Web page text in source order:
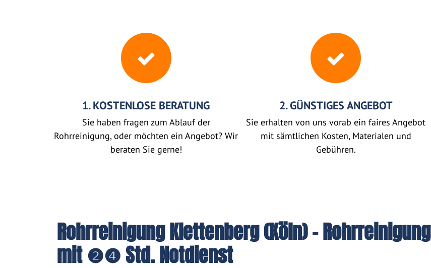
1. KOSTENLOSE BERATUNG
Sie haben fragen zum Ablauf der
Rohrreinigung, oder möchten ein Angebot? Wir
beraten Sie gerne!
2. GÜNSTIGES ANGEBOT
Sie erhalten von uns vorab ein faires Angebot
mit sämtlichen Kosten, Materialen und
Gebühren.
Rohrreinigung Klettenberg (Köln) - Rohrreinigung
mit ❷❹ Std. Notdienst